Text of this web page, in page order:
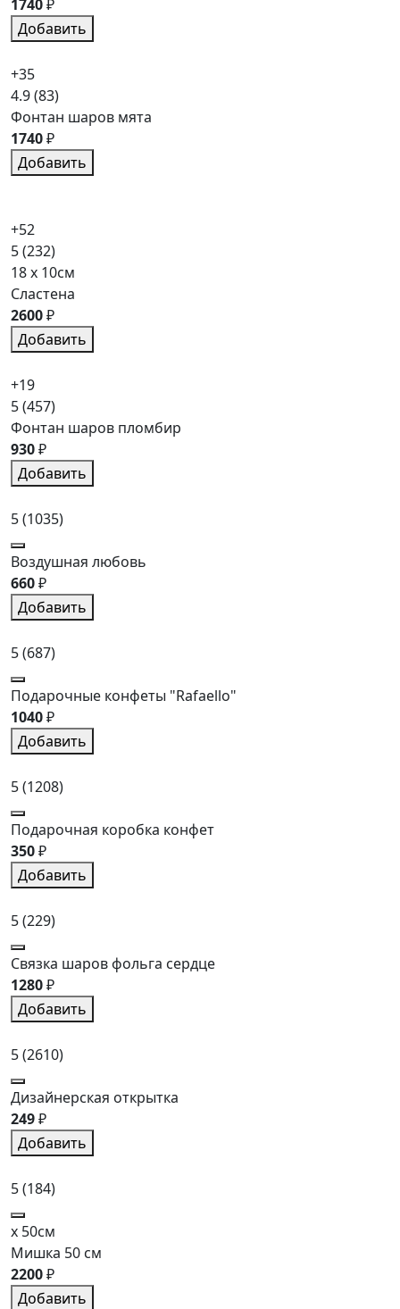
1740₽
Добавить
+35
4.9(83)
Фонтан шаров мята
1740₽
Добавить
+52
5(232)
18 x 10см
Сластена
2600₽
Добавить
+19
5(457)
Фонтан шаров пломбир
930₽
Добавить
5(1035)
Воздушная любовь
660₽
Добавить
5(687)
Подарочные конфеты "Rafaello"
1040₽
Добавить
5(1208)
Подарочная коробка конфет
350₽
Добавить
5(229)
Связка шаров фольга сердце
1280₽
Добавить
5(2610)
Дизайнерская открытка
249₽
Добавить
5(184)
x 50см
Мишка 50 см
2200₽
Добавить